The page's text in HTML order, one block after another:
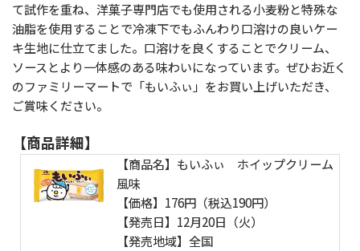
て試作を重ね、洋菓子専門店でも使用される小麦粉と特殊な
油脂を使用することで冷凍下でもふんわり口溶けの良いケー
キ生地に仕立てました。口溶けを良くすることでクリーム、
ソースとより一体感のある味わいになっています。ぜひお近く
のファミリーマートで「もいふぃ」をお買い上げいただき、
ご賞味ください。
【商品詳細】
【商品名】もいふぃ ホイップクリーム
風味
【価格】176円（税込190円）
【発売日】12月20日（火）
【発売地域】全国